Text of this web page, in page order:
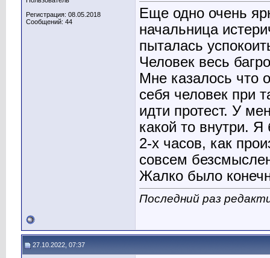
Регистрация: 08.05.2018
Сообщений: 44
Еще одно очень
начальница
пыталась
Человек весь
Мне казалось что
себя человек при
идти протест. У
какой то внутри.
2-х часов, как
совсем
Жалко было
Последний раз
27.10.2022, 07:37